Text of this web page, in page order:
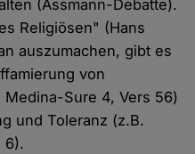
(Assmann-Debatte).
Religiösen" (Hans
auszumachen, gibt es
von
Sure 4, Vers 56)
und Toleranz (z.B.
6).